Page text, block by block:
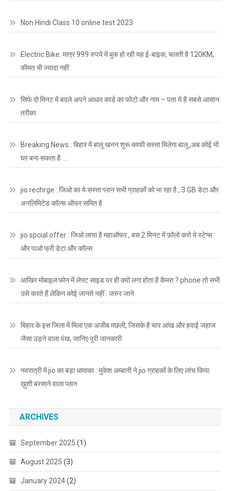
Non Hindi Class 10 online test 2023
Electric Bike: मात्र 999 रुपये में बुक हो रही यह ई-बाइक, चलती है 120KM,
कीमत भी ज्यादा नहीं
सिर्फ दो मिनट में बदले अपने आधार कार्ड का फोटो और नाम – पता ये है सबसे आसान
तरीका
Breaking News : बिहार में बालू खनन शुरू काफी सस्ता मिलेगा बालू ,अब कोई भी
घर बना सकता है …
jio rechrge : जिओ का ये सस्ता प्लान सभी ग्राहकों को भा रहा है , 3 GB डेटा और
अनलिमिटेड कॉल्स ऑफर समित है
jio spcial offer : जिओ लाया है महाऑफर , बस 2 मिनट में फ़ॉलो करो ये स्टेप्स
और पाओ फ्री डेटा और कॉल्स
आखिर मोबाइल फोन में लेफ्ट साइड पर ही क्यों लगा होता है कैमरा ? phone तो सभी
उसे करते हैं लेकिन कोई जानते नहीं : जरुर जाने
बिहार के इस जिला में मिला एक अजीब मछली, जिसके है चार आंख और हवाई जहाज
जैसा उड़ने वाला पंख, जानिए पूरी जानकारी
नवरात्री में jio का बड़ा धामाका : मुकेश अम्बानी ने jio ग्राहकों के लिए लांच किया
ख़ुशी बरसाने वाला प्लान
ARCHIVES
September 2025 (1)
August 2025 (3)
January 2024(2)